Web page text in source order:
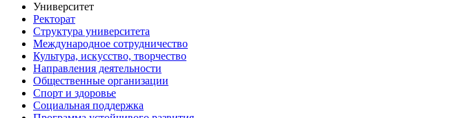
Университет
Ректорат
Структура университета
Международное сотрудничество
Культура, искусство, творчество
Направления деятельности
Общественные организации
Спорт и здоровье
Социальная поддержка